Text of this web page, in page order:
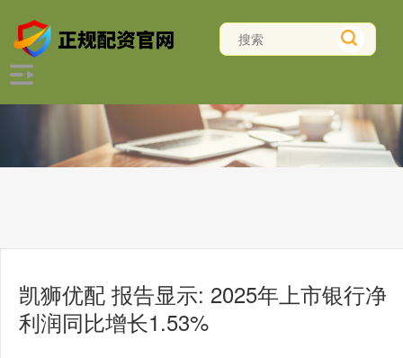
凯狮优配 报告显示: 2025年上市银行净
利润同比增长1.53%